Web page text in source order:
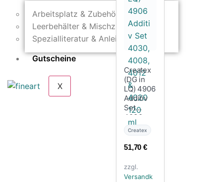
Arbeitsplatz & Zubehör
Leerbehälter & Mischzubehör
Spezialliteratur & Anleitungen
Gutscheine
X
Createx
(DG in
LQ) 4906
Additiv
Set
4030,
4008,
4012 &
4020 120
Createx
51,70€
zzgl.
Versandk